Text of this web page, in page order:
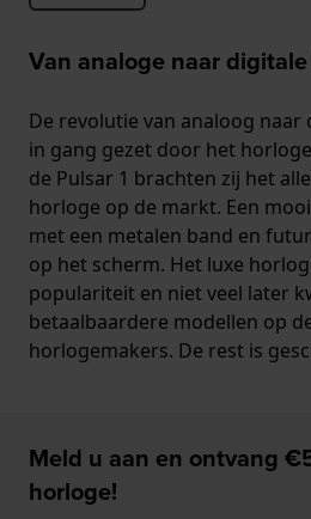
Van analoge naar
De revolutie van analoog naar
in gang gezet door het
de Pulsar 1 brachten zij het
horloge op de markt. Een
met een metalen band en
op het scherm. Het luxe
populariteit en niet veel later
betaalbaardere modellen op
horlogemakers. De rest is
Meld u aan en ontvang
horloge!